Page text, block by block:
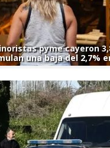
pyme cayeron
una baja del 2,7%